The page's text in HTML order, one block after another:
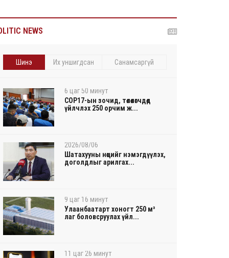
NEWS
Шинэ Их уншигдсан Санамсаргүй
6 цаг 50 минут
COP17-ын зочид, төлөөлөгчдөд
үйлчлэх 250 орчим ж...
2026/08/06
Шатахууны нөөцийг нэмэгдүүлэх,
доголдлыг арилгах...
9 цаг 16 минут
Улаанбаатарт хоногт 250 м³
лаг боловсруулах үйл...
11 цаг 26 минут